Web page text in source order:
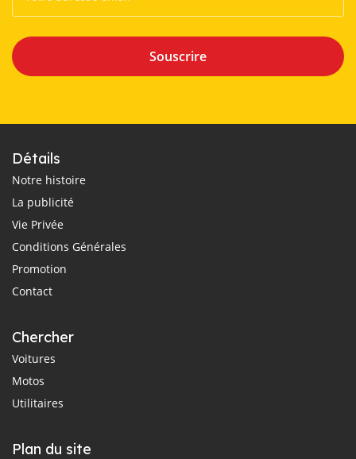
Souscrire
Détails
Notre histoire
La publicité
Vie Privée
Conditions Générales
Promotion
Contact
Chercher
Voitures
Motos
Utilitaires
Plan du site